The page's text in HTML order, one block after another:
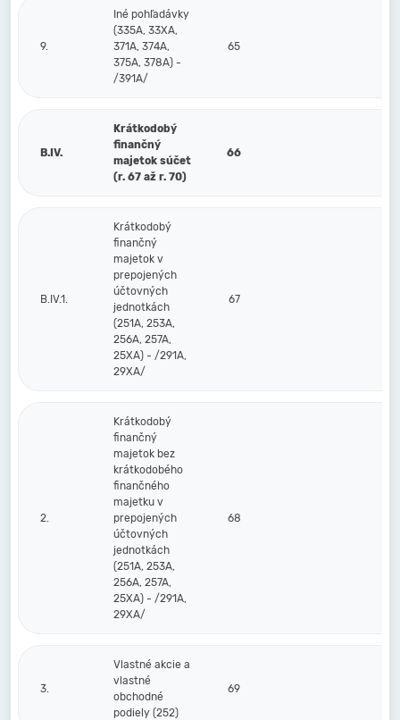
9.
Iné pohľadávky
(335A, 33XA,
371A, 374A,
375A, 378A) -
/391A/
65
B.IV.
Krátkodobý
finančný
majetok súčet
(r. 67 až r. 70)
66
B.IV.1.
Krátkodobý
finančný
majetok v
prepojených
účtovných
jednotkách
(251A, 253A,
256A, 257A,
25XA) - /291A,
29XA/
67
2.
Krátkodobý
finančný
majetok bez
krátkodobého
finančného
majetku v
prepojených
účtovných
jednotkách
(251A, 253A,
256A, 257A,
25XA) - /291A,
29XA/
68
3.
Vlastné akcie a
vlastné
obchodné
podiely (252)
69